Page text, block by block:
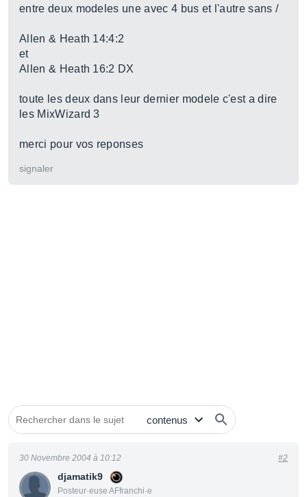
entre deux modeles une avec 4 bus et l'autre sans /
Allen & Heath 14:4:2
et
Allen & Heath 16:2 DX
toute les deux dans leur dernier modele c'est a dire
les MixWizard 3
merci pour vos reponses
signaler
djamatik9
Posteur·euse AFfranchi·e
30 Novembre 2004 à 10:12 #2